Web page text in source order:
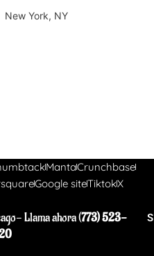
New York, NY
MantaCrunchbase
Google siteTiktokX
Llama ahora (773) 523-